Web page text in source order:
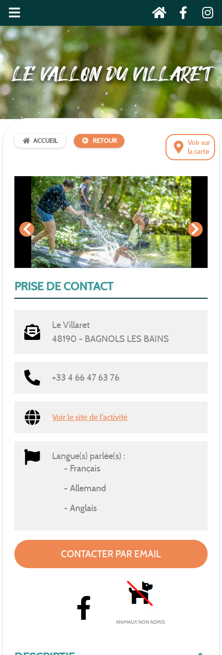
LE VALLON DU VILLARET
Voir sur
la carte
ACCUEIL RETOUR
PRISE DE CONTACT
Le Villaret
48190 - BAGNOLS LES BAINS
+33 4 66 47 63 76
Voir le site de l'activité
Langue(s) parlée(s) :
Français
Allemand
Anglais
CONTACTER PAR EMAIL
ANIMAUX NON ADMIS